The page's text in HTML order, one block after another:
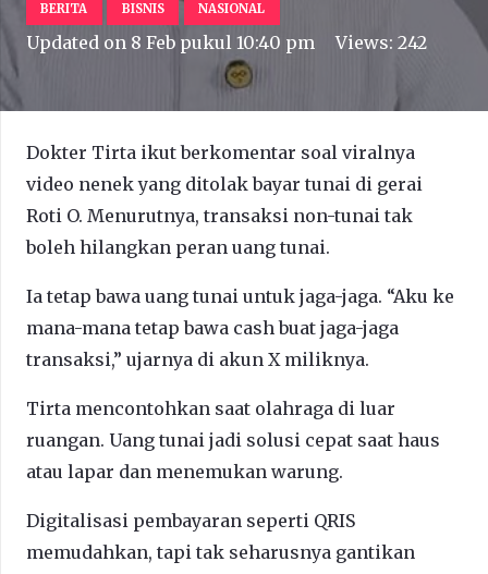
BERITA BISNIS NASIONAL
Updated on 8 Feb pukul 10:40 pm Views:242
Dokter Tirta ikut berkomentar soal viralnya
video nenek yang ditolak bayar tunai di gerai
Roti O. Menurutnya, transaksi non-tunai tak
boleh hilangkan peran uang tunai.
Ia tetap bawa uang tunai untuk jaga-jaga. “Aku ke
mana-mana tetap bawa cash buat jaga-jaga
transaksi,” ujarnya di akun X miliknya.
Tirta mencontohkan saat olahraga di luar
ruangan. Uang tunai jadi solusi cepat saat haus
atau lapar dan menemukan warung.
Digitalisasi pembayaran seperti QRIS
memudahkan, tapi tak seharusnya gantikan